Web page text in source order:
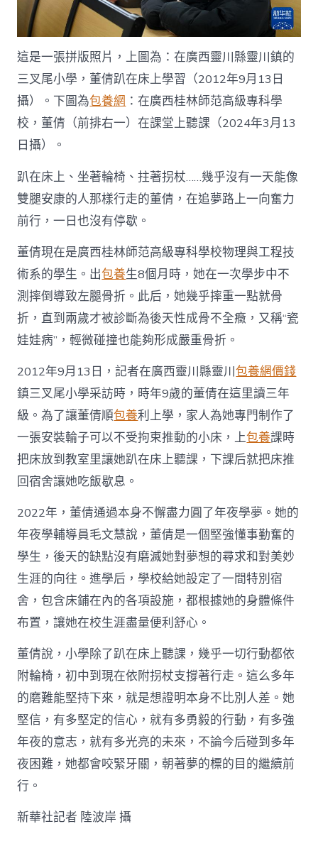
這是一張拼版照片，上圖為：在廣西靈川縣靈川鎮的
三叉尾小學，董倩趴在床上學習（2012年9月13日
攝）。下圖為包養網 ：在廣西桂林師范高級專科學
校，董倩（前排右一）在課堂上聽課（2024年3月13
日攝）。
趴在床上、坐著輪椅、拄著拐杖……幾乎沒有一天能像
雙腿安康的人那樣行走的董倩，在追夢路上一向奮力
前行，一日也沒有停歇。
董倩現在是廣西桂林師范高級專科學校物理與工程技
術系的學生。出包養生8個月時，她在一次學步中不
測摔倒導致左腿骨折。此后，她幾乎摔重一點就骨
折，直到兩歲才被診斷為後天性成骨不全癥，又稱“瓷
娃娃病”，輕微碰撞也能夠形成嚴重骨折。
2012年9月13日，記者在廣西靈川縣靈川包養網價錢
鎮三叉尾小學采訪時，時年9歲的董倩在這里讀三年
級。為了讓董倩順包養利上學，家人為她專門制作了
一張安裝輪子可以不受拘束推動的小床，上包養課時
把床放到教室里讓她趴在床上聽課，下課后就把床推
回宿舍讓她吃飯歇息。
2022年，董倩通過本身不懈盡力圓了年夜學夢。她的
年夜學輔導員毛文慧說，董倩是一個堅強懂事勤奮的
學生，後天的缺點沒有磨滅她對夢想的尋求和對美妙
生涯的向往。進學后，學校給她設定了一間特別宿
舍，包含床鋪在內的各項設施，都根據她的身體條件
布置，讓她在校生涯盡量便利舒心。
董倩說，小學除了趴在床上聽課，幾乎一切行動都依
附輪椅，初中到現在依附拐杖支撐著行走。這么多年
的磨難能堅持下來，就是想證明本身不比別人差。她
堅信，有多堅定的信心，就有多勇毅的行動，有多強
年夜的意志，就有多光亮的未來，不論今后碰到多年
夜困難，她都會咬緊牙關，朝著夢的標的目的繼續前
行。
新華社記者 陸波岸 攝